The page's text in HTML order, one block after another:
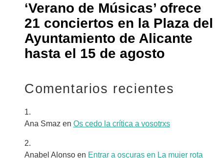
‘Verano de Músicas’ ofrece
21 conciertos en la Plaza del
Ayuntamiento de Alicante
hasta el 15 de agosto
Comentarios recientes
Ana Smaz en Os cedo la crítica a vosotrxs
Anabel Alonso en Entrar a oscuras en La mujer rota